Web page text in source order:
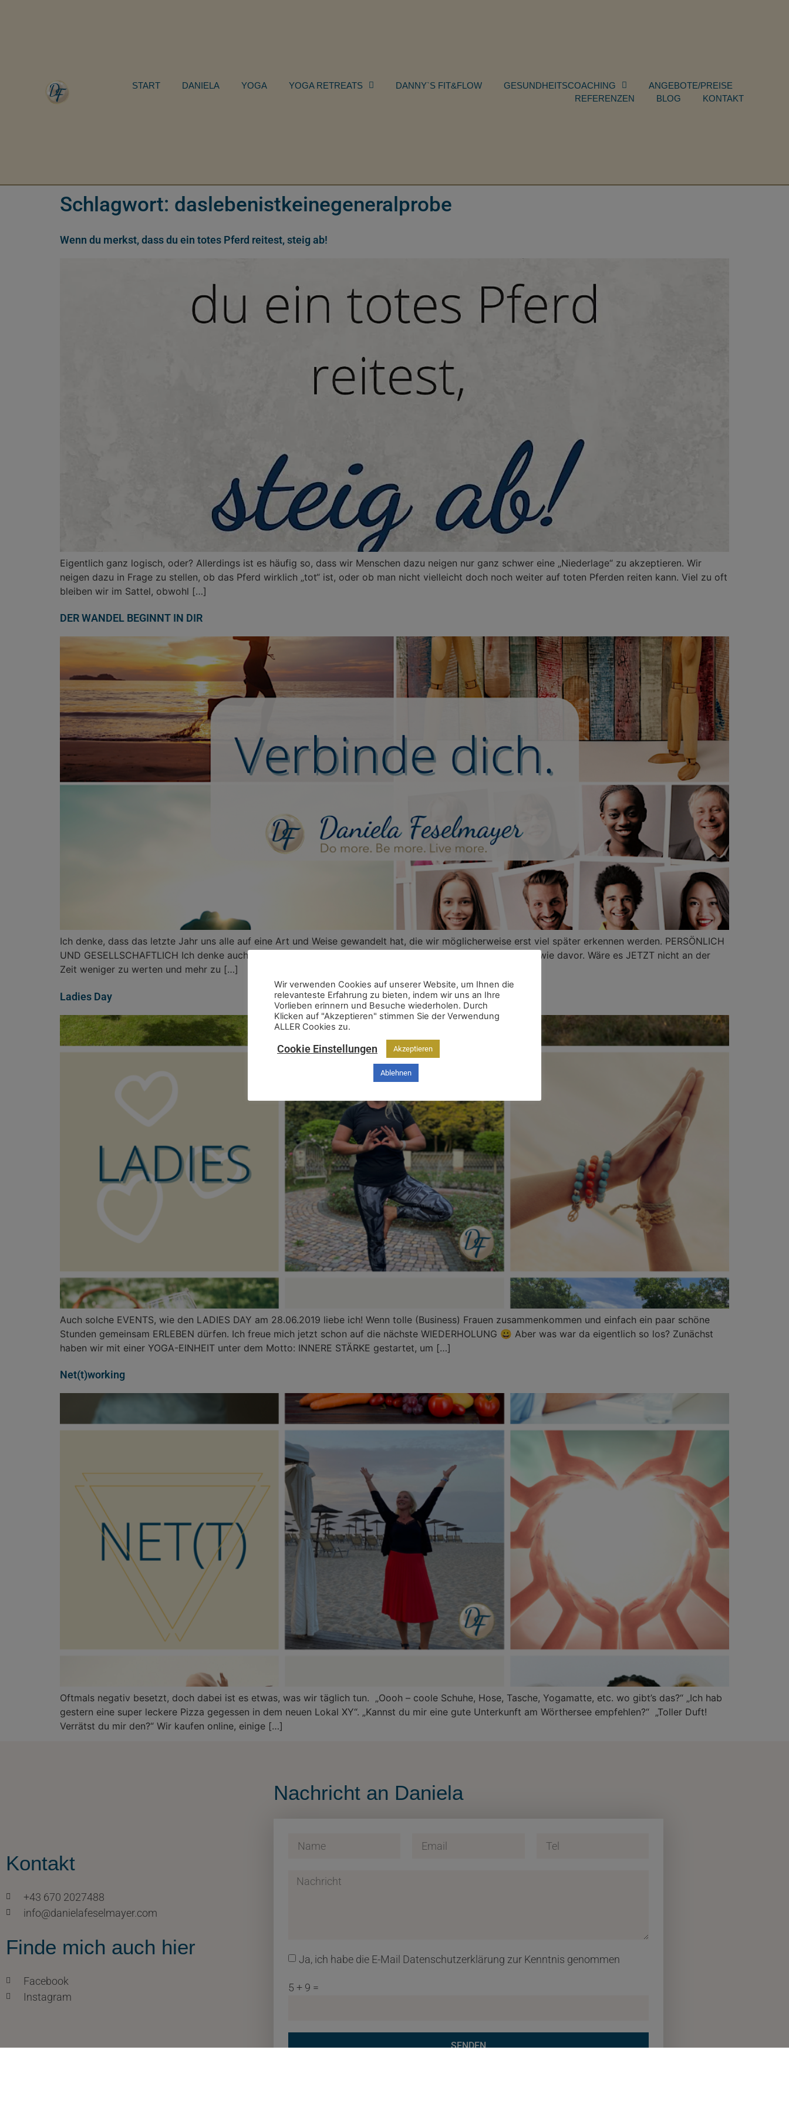
START DANIELA YOGA YOGA RETREATS DANNY`S FIT&FLOW GESUNDHEITSCOACHING
ANGEBOTE/PREISE
REFERENZEN
BLOG KONTAKT
Schlagwort: daslebenistkeinegeneralprobe
Wenn du merkst, dass du ein totes Pferd reitest, steig ab!
Eigentlich ganz logisch, oder? Allerdings ist es häufig so, dass wir Menschen dazu neigen nur ganz schwer eine „Niederlage“ zu akzeptieren. Wir
neigen dazu in Frage zu stellen, ob das Pferd wirklich „tot“ ist, oder ob man nicht vielleicht doch noch weiter auf toten Pferden reiten kann. Viel zu oft
bleiben wir im Sattel, obwohl […]
DER WANDEL BEGINNT IN DIR
Ich denke, dass das letzte Jahr uns alle auf eine Art und Weise gewandelt hat, die wir möglicherweise erst viel später erkennen werden. PERSÖNLICH
UND GESELLSCHAFTLICH Ich denke auch, dass die Welt nach der Pandemie nicht mehr dieselbe sein wird, wie davor. Wäre es JETZT nicht an der
Zeit weniger zu werten und mehr zu […]
Ladies Day
Auch solche EVENTS, wie den LADIES DAY am 28.06.2019 liebe ich! Wenn tolle (Business) Frauen zusammenkommen und einfach ein paar schöne
Stunden gemeinsam ERLEBEN dürfen. Ich freue mich jetzt schon auf die nächste WIEDERHOLUNG 😀 Aber was war da eigentlich so los? Zunächst
haben wir mit einer YOGA-EINHEIT unter dem Motto: INNERE STÄRKE gestartet, um […]
Net(t)working
Oftmals negativ besetzt, doch dabei ist es etwas, was wir täglich tun. „Oooh – coole Schuhe, Hose, Tasche, Yogamatte, etc. wo gibt’s das?“ „Ich hab
gestern eine super leckere Pizza gegessen in dem neuen Lokal XY“. „Kannst du mir eine gute Unterkunft am Wörthersee empfehlen?“ „Toller Duft!
Verrätst du mir den?“ Wir kaufen online, einige […]
Kontakt
+43 670 2027488
info@danielafeselmayer.com
Finde mich auch hier
Facebook
Instagram
Nachricht an Daniela
Ja, ich habe die E-Mail Datenschutzerklärung zur Kenntnis genommen
5 + 9 =
SENDEN
Wir verwenden Cookies auf unserer Website, um Ihnen die
relevanteste Erfahrung zu bieten, indem wir uns an Ihre
Vorlieben erinnern und Besuche wiederholen. Durch
Klicken auf "Akzeptieren" stimmen Sie der Verwendung
ALLER Cookies zu.
Cookie Einstellungen Akzeptieren
Ablehnen